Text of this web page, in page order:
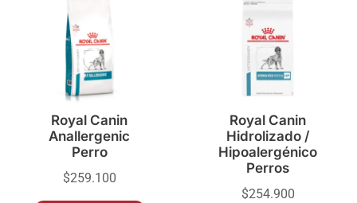
Royal Canin
Anallergenic
Perro
$259.100
Royal Canin
Hidrolizado /
Hipoalergénico
Perros
$254.900